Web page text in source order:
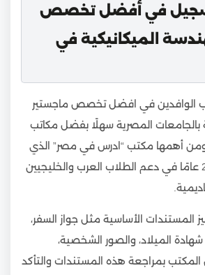
في أفضل تخصص
الميكانيكية في
الوافدين في افضل تخصص ماجستير
بالجامعات المصرية سهلًا بفضل مكاتب
ومن أهمها مكتب “ادرس في مصر” الذي
يمتلك خبرة تفوق 20 عامًا في دعم الطلاب العرب والخليجيين
المستندات الأساسية مثل جواز السفر،
شهادة الميلاد، والصور الشخصية،
بمراجعة هذه المستندات والتأكد